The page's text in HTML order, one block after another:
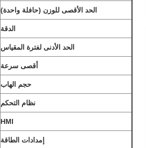
الحد الأقصى للوزن (حافلة واحدة)
الدقة
الحد الأدنى لفترة المقياس
أقصى سرعة
حجم الهاب
نظام التحكم
HMI
إمدادات الطاقة